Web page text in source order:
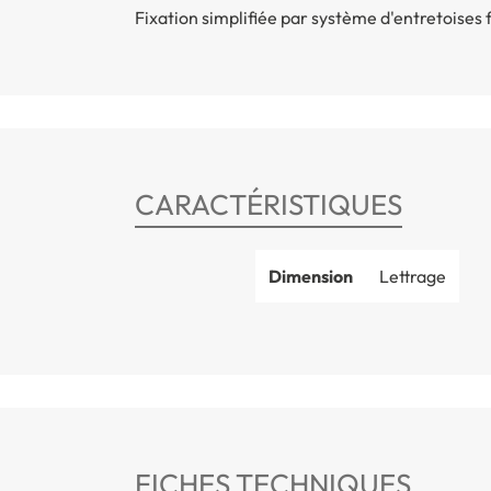
Fixation simplifiée par système d'entretoises
CARACTÉRISTIQUES
Dimension Lettrage
FICHES TECHNIQUES